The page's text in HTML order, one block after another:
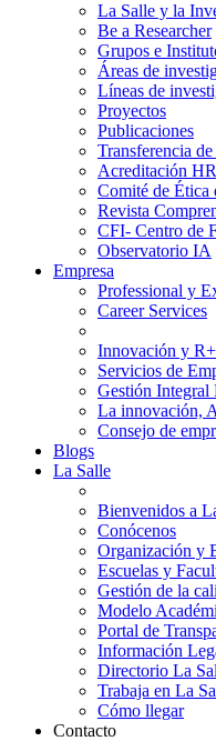
La Salle y la
Be a Researcher
Grupos e
Áreas de
Líneas de
Proyectos
Publicaciones
Transferencia
Acreditación
Comité de Ética
Revista
CFI- Centro de
Observatorio IA
Empresa
Professional y
Career Services
Innovación y
Servicios de
Gestión Integral
La innovación,
Consejo de
Blogs
La Salle
Bienvenidos a
Conócenos
Organización y
Escuelas y
Gestión de la
Modelo
Portal de
Información
Directorio La
Trabaja en La
Cómo llegar
Contacto